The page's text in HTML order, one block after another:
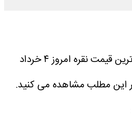
، جدیدترین قیمت نقره امروز ۴ خرداد